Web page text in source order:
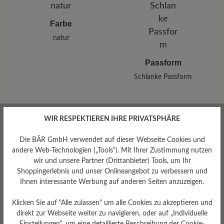
Farbe
natur
Passform
Schlanke Passform
Bewertungen lesen
0 von 0 Bewertungen
Durchschnittliche Bewertung
WIR RESPEKTIEREN IHRE PRIVATSPHÄRE
Die BÄR GmbH verwendet auf dieser Webseite Cookies und
andere Web-Technologien („Tools“). Mit Ihrer Zustimmung nutzen
wir und unsere Partner (Drittanbieter) Tools, um Ihr
Shoppingerlebnis und unser Onlineangebot zu verbessern und
Ihnen interessante Werbung auf anderen Seiten anzuzeigen.
Klicken Sie auf "Alle zulassen" um alle Cookies zu akzeptieren und
direkt zur Webseite weiter zu navigieren, oder auf „Individuelle